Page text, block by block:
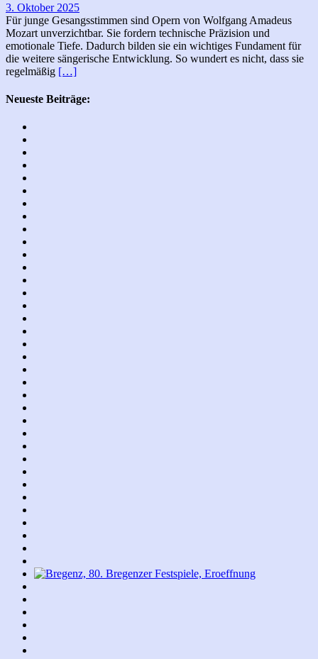
3. Oktober 2025
Für junge Gesangsstimmen sind Opern von Wolfgang Amadeus
Mozart unverzichtbar. Sie fordern technische Präzision und
emotionale Tiefe. Dadurch bilden sie ein wichtiges Fundament für
die weitere sängerische Entwicklung. So wundert es nicht, dass sie
regelmäßig […]
Neueste Beiträge: